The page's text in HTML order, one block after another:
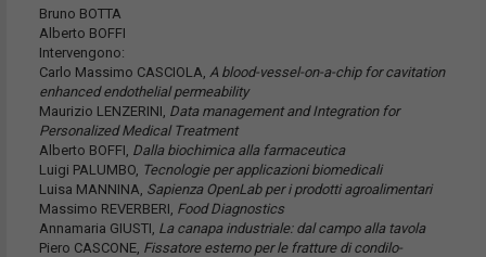
Bruno BOTTA
Alberto BOFFI
Intervengono:
Carlo Massimo CASCIOLA, A blood-vessel-on-a-chip for cavitation
enhanced endothelial permeability
Maurizio LENZERINI, Data management and Integration for
Personalized Medical Treatment
Alberto BOFFI, Dalla biochimica alla farmaceutica
Luigi PALUMBO, Tecnologie per applicazioni biomedicali
Luisa MANNINA, Sapienza OpenLab per i prodotti agroalimentari
Massimo REVERBERI, Food Diagnostics
Annamaria GIUSTI, La canapa industriale: dal campo alla tavola
Piero CASCONE, Fissatore esterno per le fratture di condilo-